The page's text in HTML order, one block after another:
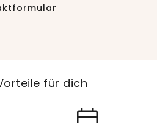
für dich